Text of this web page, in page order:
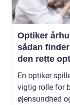
Optiker
sådan
den rette
byen
En optiker
vigtig rolle for
øjensundhed